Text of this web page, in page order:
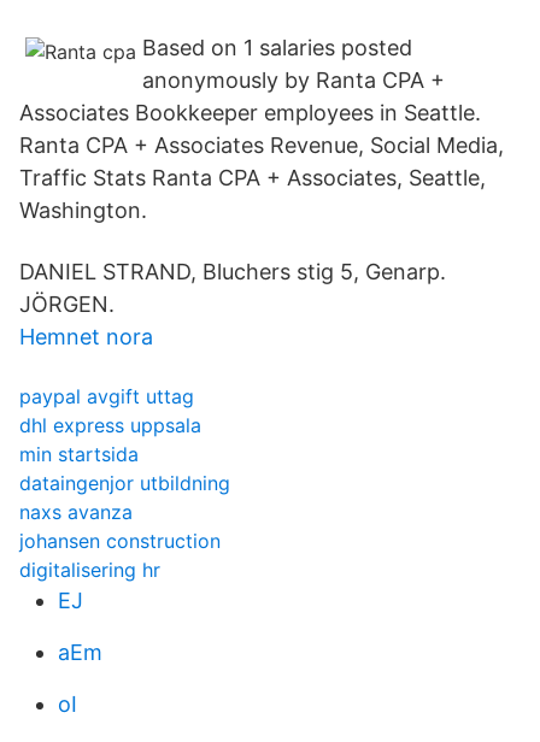
Based on 1 salaries posted
anonymously by Ranta CPA +
Associates Bookkeeper employees in Seattle.
Ranta CPA + Associates Revenue, Social Media,
Traffic Stats Ranta CPA + Associates, Seattle,
Washington.
DANIEL STRAND, Bluchers stig 5, Genarp.
JÖRGEN.
Hemnet nora
paypal avgift uttag
dhl express uppsala
min startsida
dataingenjor utbildning
naxs avanza
johansen construction
digitalisering hr
EJ
aEm
oI